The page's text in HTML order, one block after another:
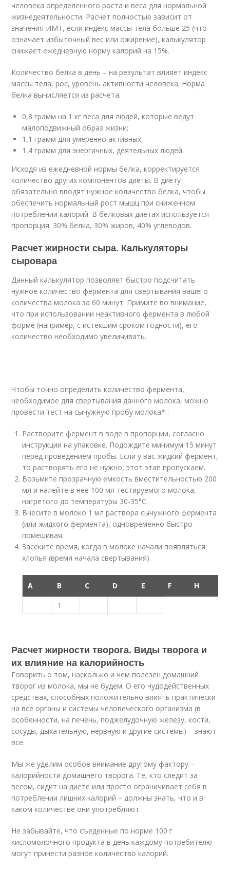
человека определенного роста и веса для нормальной
жизнедеятельности. Расчет полностью зависит от
значения ИМТ, если индекс массы тела больше 25 (что
означает избыточный вес или ожирение), калькулятор
снижает ежедневную норму калорий на 15%.
Количество белка в день – на результат влияет индекс
массы тела, рос, уровень активности человека. Норма
белка вычисляется из расчета:
0,8 грамм на 1 кг веса для людей, которые ведут
малоподвижный образ жизни;
1,1 грамм для умеренно активных;
1,4 грамм для энергичных, деятельных людей.
Исходя из ежедневной нормы белка, корректируется
количество других компонентов диеты. В диету
обязательно вводят нужное количество белка, чтобы
обеспечить нормальный рост мышц при сниженном
потреблении калорий. В белковых диетах используется
пропорция: 30% белка, 30% жиров, 40% углеводов.
Расчет жирности сыра. Калькуляторы
сыровара
Данный калькулятор позволяет быстро подсчитать
нужное количество фермента для свертывания вашего
количества молока за 60 минут. Примите во внимание,
что при использовании неактивного фермента в любой
форме (например, с истекшим сроком годности), его
количество необходимо увеличивать.
Чтобы точно определить количество фермента,
необходимое для свертывания данного молока, можно
провести тест на сычужную пробу молока* :
Растворите фермент в воде в пропорции, согласно
инструкции на упаковке. Подождите минимум 15 минут
перед проведением пробы. Если у вас жидкий фермент,
то растворять его не нужно, этот этап пропускаем.
Возьмите прозрачную емкость вместительностью 200
мл и налейте в нее 100 мл тестируемого молока,
нагретого до температуры 30-35°С.
Внесите в молоко 1 мл раствора сычужного фермента
(или жидкого фермента), одновременно быстро
помешивая.
Засеките время, когда в молоке начали появляться
хлопья (время начала свертывания).
A B C D E F
H
1
Расчет жирности творога. Виды творога и
их влияние на калорийность
Говорить о том, насколько и чем полезен домашний
творог из молока, мы не будем. О его чудодейственных
средствах, способных положительно влиять практически
на все органы и системы человеческого организма (в
особенности, на печень, поджелудочную железу, кости,
сосуды, дыхательную, нервную и другие системы) – знают
все.
Мы же уделим особое внимание другому фактору –
калорийности домашнего творога. Те, кто следит за
весом, сидит на диете или просто ограничивает себя в
потреблении лишних калорий – должны знать, что и в
каком количестве они употребляют.
Не забывайте, что съеденные по норме 100 г
кисломолочного продукта в день каждому потребителю
могут принести разное количество калорий.